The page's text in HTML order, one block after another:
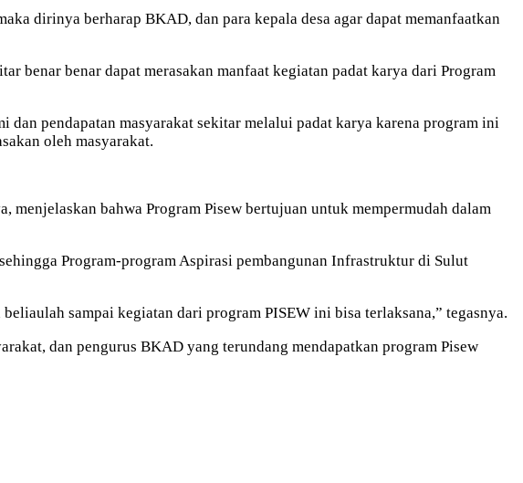
dirinya berharap BKAD, dan para kepala desa agar dapat memanfaatkan
benar benar dapat merasakan manfaat kegiatan padat karya dari Program
pendapatan masyarakat sekitar melalui padat karya karena program ini
oleh masyarakat.
menjelaskan bahwa Program Pisew bertujuan untuk mempermudah dalam
Program-program Aspirasi pembangunan Infrastruktur di Sulut
sampai kegiatan dari program PISEW ini bisa terlaksana,” tegasnya.
dan pengurus BKAD yang terundang mendapatkan program Pisew